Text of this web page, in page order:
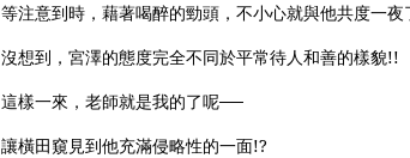
等注意到時，藉著喝醉的勁頭，不小心就與他共度一夜
沒想到，宮澤的態度完全不同於平常待人和善的樣貌!!
這樣一來，老師就是我的了呢──
讓橫田窺見到他充滿侵略性的一面!?